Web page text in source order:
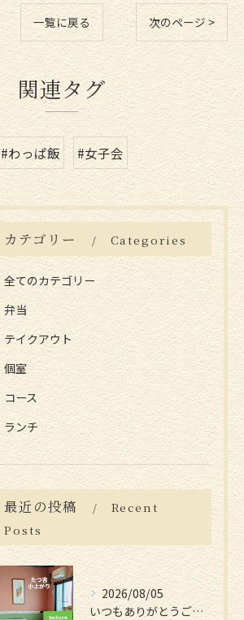
一覧に戻る 次のページ >
関連タグ
#わっぱ飯 #女子会
カテゴリー Categories
全てのカテゴリー
弁当
テイクアウト
個室
コース
ランチ
最近の投稿
Recent
Posts
2026/08/05
いつもありがとうございます😊